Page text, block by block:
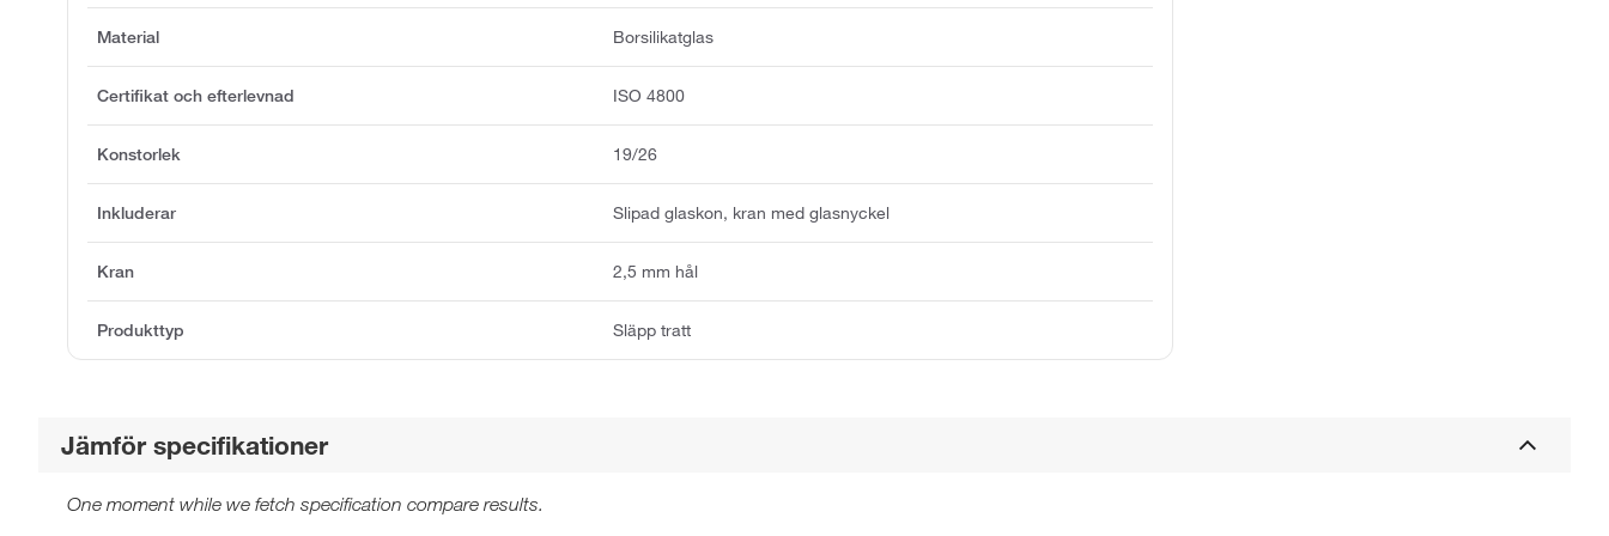
Material Borsilikatglas
Certifikat och efterlevnad ISO 4800
Konstorlek 19/26
Inkluderar Slipad glaskon, kran med glasnyckel
Kran 2,5 mm hål
Produkttyp Släpp tratt
Jämför specifikationer
One moment while we fetch specification compare results.